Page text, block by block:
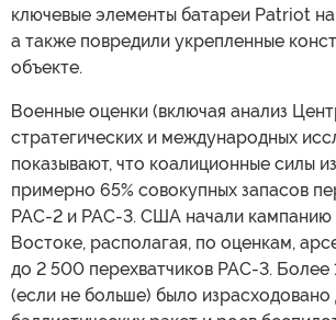
ключевые элементы батареи Patriot
а также повредили укрепленные
объекте.
Военные оценки (включая анализ
стратегических и международных
показывают, что коалиционные силы
примерно 65% совокупных запасов
PAC-2 и PAC-3. США начали
Востоке, располагая, по оценкам,
до 2 500 перехватчиков PAC-3. Более
(если не больше) было израсходовано